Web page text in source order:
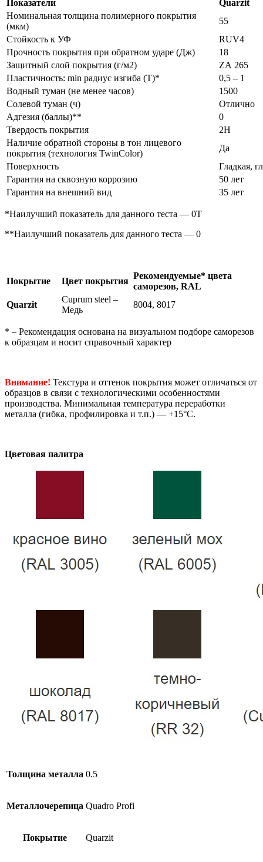
Показатели
Quarzit
Номинальная толщина полимерного покрытия
(мкм)
55
Стойкость к УФ
RUV4
Прочность покрытия при обратном ударе (Дж)
18
Защитный слой покрытия (г/м2)
ZА 265
Пластичность: min радиус изгиба (Т)*
0,5 – 1
Водный туман (не менее часов)
1500
Солевой туман (ч)
Отлично
Адгезия (баллы)**
0
Твердость покрытия
2Н
Наличие обратной стороны в тон лицевого
покрытия (технология TwinColor)
Да
Поверхность
Гладкая,
Гарантия на сквозную коррозию
50 лет
Гарантия на внешний вид
35 лет
*Наилучший показатель для данного теста — 0Т
**Наилучший показатель для данного теста — 0
Покрытие Цвет покрытия
Рекомендуемые* цвета
саморезов, RAL
Quarzit
Cuprum steel –
Медь
8004, 8017
* – Рекомендация основана на визуальном подборе саморезов
к образцам и носит справочный характер
Внимание! Текстура и оттенок покрытия может отличаться от
образцов в связи с технологическими особенностями
производства. Минимальная температура переработки
металла (гибка, профилировка и т.п.) — +15°C.
Цветовая палитра
Толщина металла 0.5
Металлочерепица Quadro Profi
Покрытие Quarzit